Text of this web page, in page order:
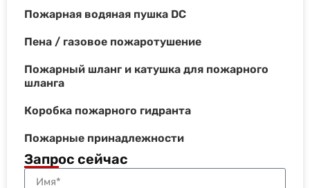
Пожарная водяная пушка DC
Пена / газовое пожаротушение
Пожарный шланг и катушка для пожарного
шланга
Коробка пожарного гидранта
Пожарные принадлежности
Запрос сейчас